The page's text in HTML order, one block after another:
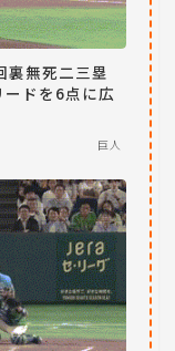
裏無死二三塁
ドを6点に広
巨人